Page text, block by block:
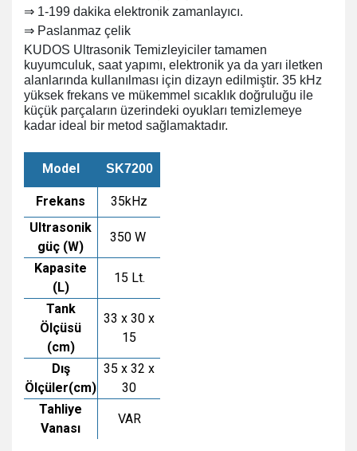
⇒ 1-199 dakika elektronik zamanlayıcı.
⇒ Paslanmaz çelik
KUDOS Ultrasonik Temizleyiciler tamamen
kuyumculuk, saat yapımı, elektronik ya da yarı iletken
alanlarında kullanılması için dizayn edilmiştir. 35 kHz
yüksek frekans ve mükemmel sıcaklık doğruluğu ile
küçük parçaların üzerindeki oyukları temizlemeye
kadar ideal bir metod sağlamaktadır.
Model SK7200
Frekans
35kHz
Ultrasonik
güç (W)
350 W
Kapasite
(L)
15 Lt.
Tank
Ölçüsü
(cm)
33 x 30 x
15
Dış
Ölçüler(cm)
35 x 32 x
30
Tahliye
Vanası
VAR